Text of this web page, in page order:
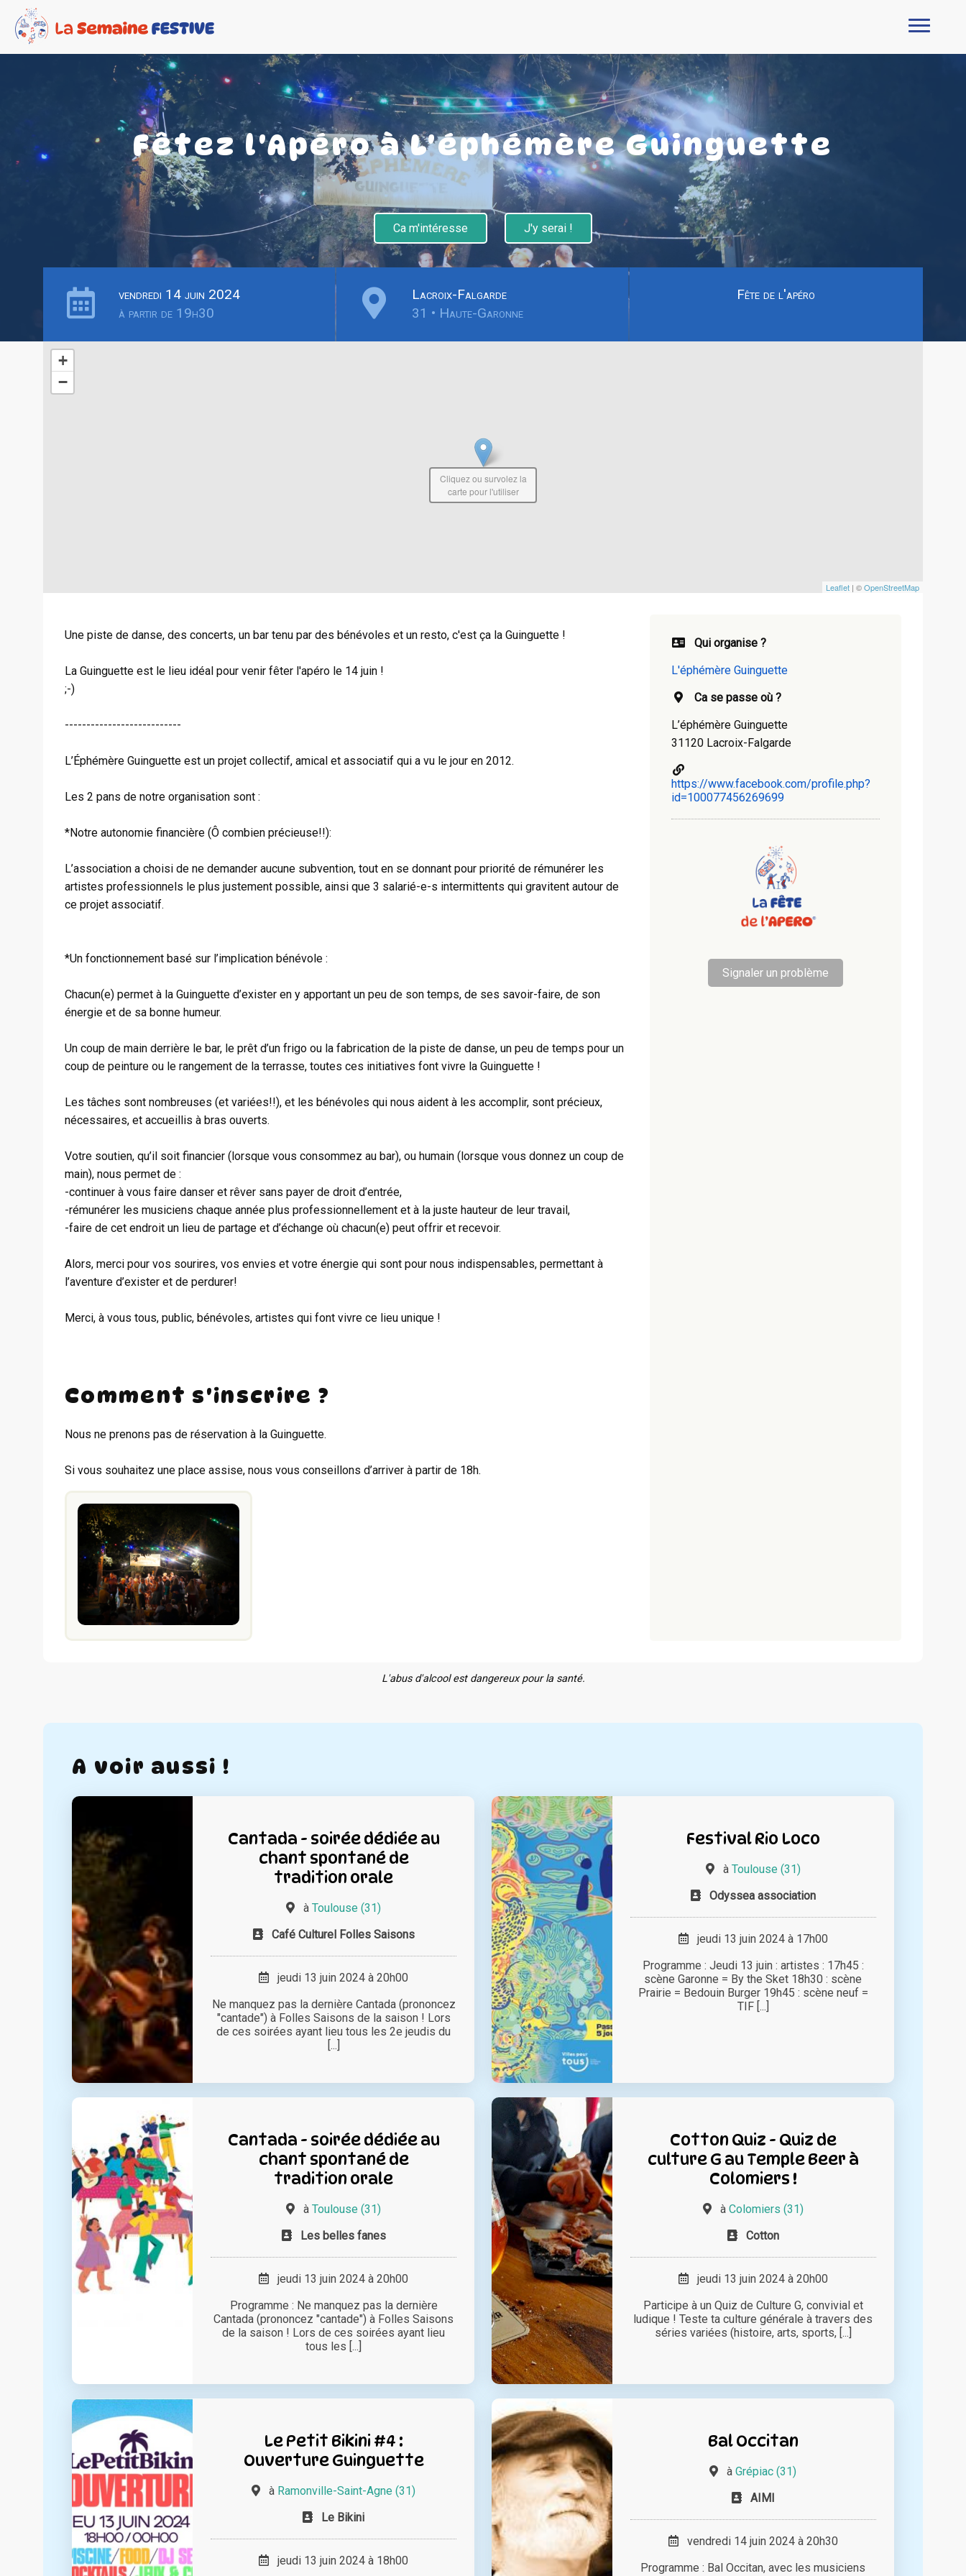
Fêtez l'Apéro à L'éphémère Guinguette
Ca m'intéresse J'y serai !
vendredi 14 juin 2024
à partir de 19h30
Lacroix-Falgarde
31 • Haute-Garonne
Fête de l'apéro
+
−
Leaflet | ©OpenStreetMap
Cliquez ou survolez la
carte pour l'utiliser
Une piste de danse, des concerts, un bar tenu par des bénévoles et un resto, c'est ça la Guinguette !
La Guinguette est le lieu idéal pour venir fêter l'apéro le 14 juin !
;-)
---------------------------
L’Éphémère Guinguette est un projet collectif, amical et associatif qui a vu le jour en 2012.
Les 2 pans de notre organisation sont :
*Notre autonomie financière (Ô combien précieuse!!):
L’association a choisi de ne demander aucune subvention, tout en se donnant pour priorité de rémunérer les
artistes professionnels le plus justement possible, ainsi que 3 salarié-e-s intermittents qui gravitent autour de
ce projet associatif.
*Un fonctionnement basé sur l’implication bénévole :
Chacun(e) permet à la Guinguette d’exister en y apportant un peu de son temps, de ses savoir-faire, de son
énergie et de sa bonne humeur.
Un coup de main derrière le bar, le prêt d’un frigo ou la fabrication de la piste de danse, un peu de temps pour un
coup de peinture ou le rangement de la terrasse, toutes ces initiatives font vivre la Guinguette !
Les tâches sont nombreuses (et variées!!), et les bénévoles qui nous aident à les accomplir, sont précieux,
nécessaires, et accueillis à bras ouverts.
Votre soutien, qu’il soit financier (lorsque vous consommez au bar), ou humain (lorsque vous donnez un coup de
main), nous permet de :
-continuer à vous faire danser et rêver sans payer de droit d’entrée,
-rémunérer les musiciens chaque année plus professionnellement et à la juste hauteur de leur travail,
-faire de cet endroit un lieu de partage et d’échange où chacun(e) peut offrir et recevoir.
Alors, merci pour vos sourires, vos envies et votre énergie qui sont pour nous indispensables, permettant à
l’aventure d’exister et de perdurer!
Merci, à vous tous, public, bénévoles, artistes qui font vivre ce lieu unique !
Comment s'inscrire ?
Nous ne prenons pas de réservation à la Guinguette.
Si vous souhaitez une place assise, nous vous conseillons d’arriver à partir de 18h.
Qui organise ?
L'éphémère Guinguette
Ca se passe où ?
L’éphémère Guinguette
31120 Lacroix-Falgarde
https://www.facebook.com/profile.php?
id=100077456269699
Signaler un problème
L'abus d'alcool est dangereux pour la santé.
A voir aussi !
Cantada - soirée dédiée au
chant spontané de
tradition orale
àToulouse (31)
Café Culturel Folles Saisons
jeudi 13 juin 2024 à 20h00
Ne manquez pas la dernière Cantada (prononcez
"cantade") à Folles Saisons de la saison ! Lors
de ces soirées ayant lieu tous les 2e jeudis du
[...]
Festival Rio Loco
à Toulouse (31)
Odyssea association
jeudi 13 juin 2024 à 17h00
Programme : Jeudi 13 juin : artistes : 17h45 :
scène Garonne = By the Sket 18h30 : scène
Prairie = Bedouin Burger 19h45 : scène neuf =
TIF [...]
Cantada - soirée dédiée au
chant spontané de
tradition orale
àToulouse (31)
Les belles fanes
jeudi 13 juin 2024 à 20h00
Programme : Ne manquez pas la dernière
Cantada (prononcez "cantade") à Folles Saisons
de la saison ! Lors de ces soirées ayant lieu
tous les [...]
Cotton Quiz - Quiz de
culture G au Temple Beer à
Colomiers !
à Colomiers (31)
Cotton
jeudi 13 juin 2024 à 20h00
Participe à un Quiz de Culture G, convivial et
ludique ! Teste ta culture générale à travers des
séries variées (histoire, arts, sports, [...]
Le Petit Bikini #4 :
Ouverture Guinguette
à Ramonville-Saint-Agne (31)
Le Bikini
jeudi 13 juin 2024 à 18h00
Bal Occitan
àGrépiac (31)
AIMI
vendredi 14 juin 2024 à 20h30
Programme : Bal Occitan, avec les musiciens